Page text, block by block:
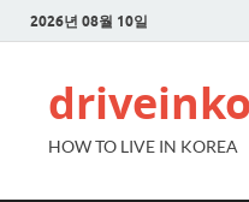
2026년 08월 10일
HOW TO LIVE IN KOREA